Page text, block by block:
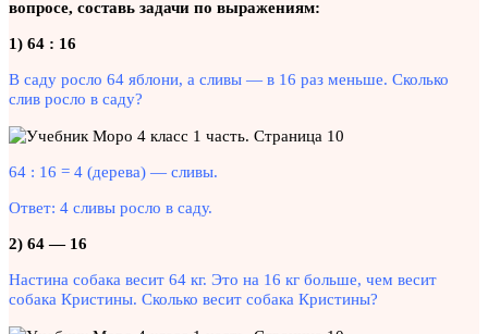
вопросе, составь задачи по выражениям:
1) 64 : 16
В саду росло 64 яблони, а сливы — в 16 раз меньше. Сколько
слив росло в саду?
64 : 16 = 4 (дерева) — сливы.
Ответ: 4 сливы росло в саду.
2) 64 — 16
Настина собака весит 64 кг. Это на 16 кг больше, чем весит
собака Кристины. Сколько весит собака Кристины?